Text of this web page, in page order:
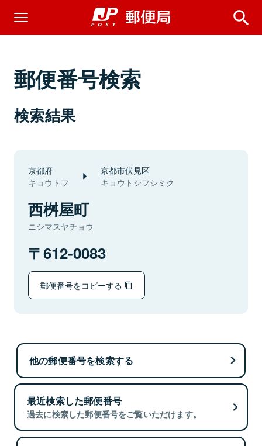
郵便番号検索
検索結果
京都府
キョウトフ
京都市伏見区
キョウトシフシミク
西桝屋町
ニシマスヤチョウ
612-0083
郵便番号をコピーする
他の郵便番号を検索する
最近検索した郵便番号
過去に検索した郵便番号をご覧いただけます。